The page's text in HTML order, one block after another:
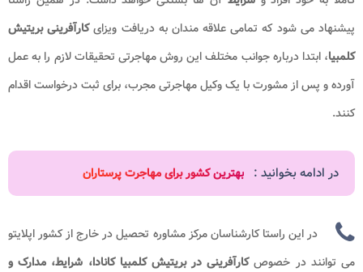
پیشنهاد می شود که تمامی علاقه مندان به دریافت ویزایکارآفرینی بریتیش
کلمبیا، ابتدا درباره جوانب مختلف این روش مهاجرتی تحقیقات لازم را به عمل
آورده و پس از مشورت با یک وکیل مهاجرتی مجرب، برای ثبت درخواست اقدام
کنند.
در ادامه بخوانید : بهترین کشور برای مهاجرت پرستاران
در این راستا کارشناسان مرکز مشاوره تحصیل در خارج از کشور اپلایتو
می توانند در خصوصکارآفرینی در بریتیش کلمبیا کانادا، شرایط، مدارک و